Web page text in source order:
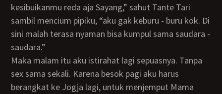
kesibuikanmu reda aja Sayang,” sahut Tante Tari
sambil mencium pipiku, “aku gak keburu - buru kok. Di
sini malah terasa nyaman bisa kumpul sama saudara -
saudara.”
Maka malam itu aku istirahat lagi sepuasnya. Tanpa
sex sama sekali. Karena besok pagi aku harus
berangkat ke Jogja lagi, untuk menjemput Mama